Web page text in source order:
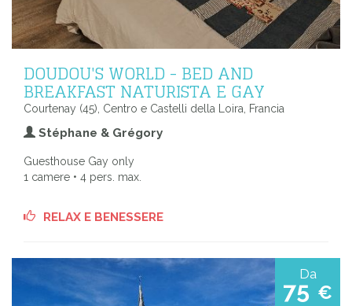
DOUDOU'S WORLD - BED AND
BREAKFAST NATURISTA E GAY
Courtenay (45), Centro e Castelli della Loira, Francia
Stéphane & Grégory
Guesthouse Gay only
1 camere • 4 pers. max.
RELAX E BENESSERE
Da
75 €